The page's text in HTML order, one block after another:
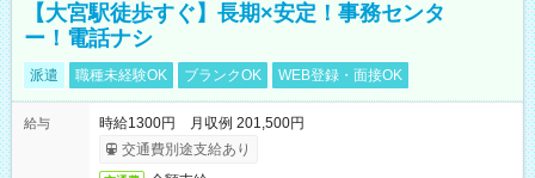
【大宮駅徒歩すぐ】長期×安定！事務センタ
ー！電話ナシ
派遣 職種未経験OK ブランクOK WEB登録・面接OK
給与
時給1300円 月収例 201,500円
交通費別途支給あり